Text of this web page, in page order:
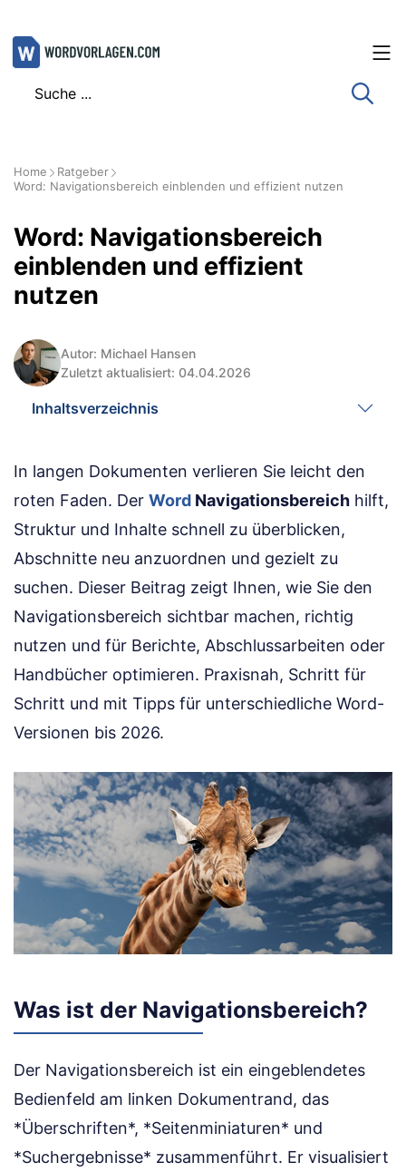
Zum
Inhalt
Home
Ratgeber
Word: Navigationsbereich einblenden und effizient nutzen
Word: Navigationsbereich
einblenden und effizient
nutzen
Autor: Michael Hansen
Zuletzt aktualisiert: 04.04.2026
Inhaltsverzeichnis
In langen Dokumenten verlieren Sie leicht den
roten Faden. Der Word Navigationsbereich hilft,
Struktur und Inhalte schnell zu überblicken,
Abschnitte neu anzuordnen und gezielt zu
suchen. Dieser Beitrag zeigt Ihnen, wie Sie den
Navigationsbereich sichtbar machen, richtig
nutzen und für Berichte, Abschlussarbeiten oder
Handbücher optimieren. Praxisnah, Schritt für
Schritt und mit Tipps für unterschiedliche Word-
Versionen bis 2026.
Was ist der Navigationsbereich?
Der Navigationsbereich ist ein eingeblendetes
Bedienfeld am linken Dokumentrand, das
*Überschriften*, *Seitenminiaturen* und
*Suchergebnisse* zusammenführt. Er visualisiert